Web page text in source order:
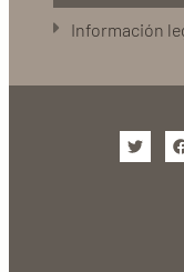
Información